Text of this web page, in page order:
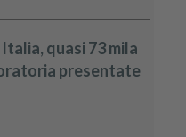
quasi 73 mila
presentate